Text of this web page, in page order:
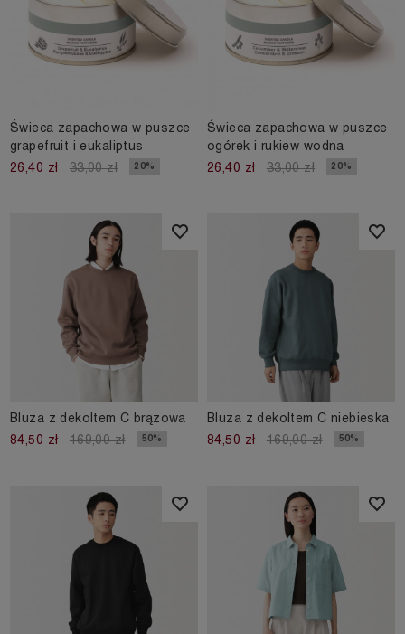
Świeca zapachowa w puszce
grapefruit i eukaliptus
26,40 zł
33,00 zł 20%
Świeca zapachowa w puszce
ogórek i rukiew wodna
26,40 zł
33,00 zł 20%
Bluza z dekoltem C brązowa
84,50 zł
169,00 zł 50%
Bluza z dekoltem C niebieska
84,50 zł
169,00 zł 50%